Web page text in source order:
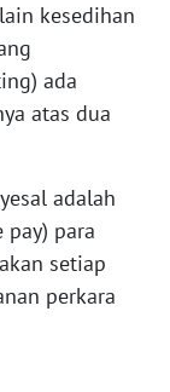
kesedihan
ada
atas dua
adalah
para
setiap
perkara